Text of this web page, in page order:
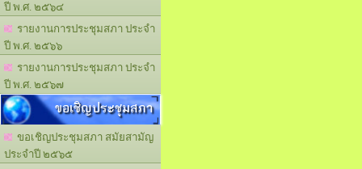
ปี พ.ศ. ๒๕๖๔
รายงานการประชุมสภา ประจำ
ปี พ.ศ. ๒๕๖๖
รายงานการประชุมสภา ประจำ
ปี พ.ศ. ๒๕๖๗
ขอเชิญประชุมสภา
ขอเชิญประชุมสภา สมัยสามัญ
ประจำปี ๒๕๖๕